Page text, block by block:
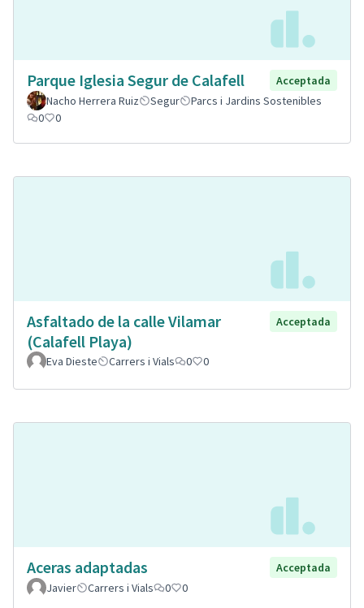
Parque Iglesia Segur de Calafell
Acceptada
Nacho Herrera Ruiz
Segur
Parcs i Jardins Sostenibles
0
0
Asfaltado de la calle Vilamar
(Calafell Playa)
Acceptada
Eva Dieste Carrers i Vials 0 0
Aceras adaptadas
Acceptada
Javier
Carrers i Vials 0 0